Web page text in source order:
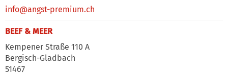
info@angst-premium.ch
BEEF & MEER
Kempener Straße 110 A
Bergisch-Gladbach
51467